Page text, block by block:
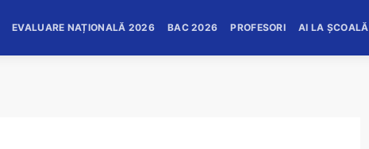
EVALUARE NAȚIONALĂ 2026 BAC 2026 PROFESORI AI LA ȘCOALĂ